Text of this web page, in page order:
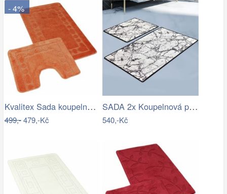
- 4%
Kvalitex Sada koupelnových předložek…
499,-479,-Kč
SADA 2x Koupelnová předložka MARBLE 60…
540,-Kč